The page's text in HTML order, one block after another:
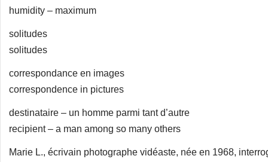
humidity – maximum
solitudes
solitudes
correspondance en images
correspondence in pictures
destinataire – un homme parmi tant d’autre
recipient – a man among so many others
Marie L., écrivain photographe vidéaste, née en 1968,